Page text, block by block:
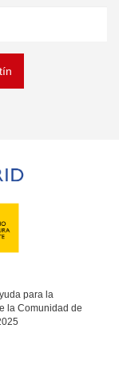
para la
la Comunidad de